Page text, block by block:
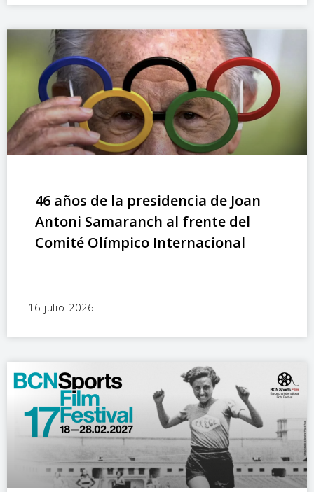
46 años de la presidencia de Joan
Antoni Samaranch al frente del
Comité Olímpico Internacional
16 julio 2026